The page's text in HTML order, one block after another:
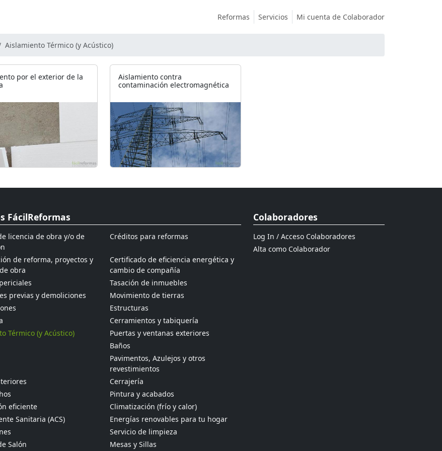
Reformas Servicios Mi cuenta de Colaborador
Aislamiento Térmico (y Acústico)
por el exterior de la
Aislamiento contra
contaminación electromagnética
FácilReformas
licencia de obra y/o de
Créditos para reformas
de reforma, proyectos y
obra
Certificado de eficiencia energética y
cambio de compañía
Tasación de inmuebles
previas y demoliciones
Movimiento de tierras
Estructuras
Cerramientos y tabiquería
Térmico (y Acústico)
Puertas y ventanas exteriores
Baños
Pavimentos, Azulejos y otros
revestimientos
Cerrajería
Pintura y acabados
eficiente
Climatización (frío y calor)
Sanitaria (ACS)
Energías renovables para tu hogar
Servicio de limpieza
Salón
Mesas y Sillas
Colaboradores
Log In / Acceso Colaboradores
Alta como Colaborador